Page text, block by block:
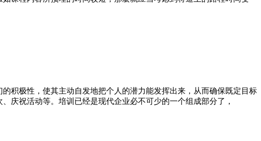
积极性，使其主动自发地把个人的潜力能发挥出来，从而确保既定目标
庆祝活动等。培训已经是现代企业必不可少的一个组成部分了，